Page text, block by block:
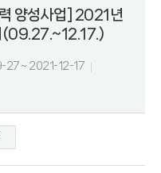
양성사업] 2021년
(09.27.~12.17.)
~ 2021-12-17